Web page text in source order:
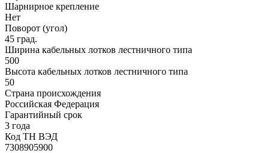
Шарнирное крепление
Нет
Поворот (угол)
45 град.
Ширина кабельных лотков лестничного типа
500
Высота кабельных лотков лестничного типа
50
Страна происхождения
Российская Федерация
Гарантийный срок
3 года
Код ТН ВЭД
7308905900